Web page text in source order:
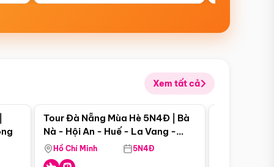
Xem tất cả
Điểm nổi bật
Tour Đà Nẵng Mùa Hè 5N4Đ | Bà
Nà - Hội An - Huế - La Vang -
Động Thiên Đường
Hồ Chí Minh 5N4Đ